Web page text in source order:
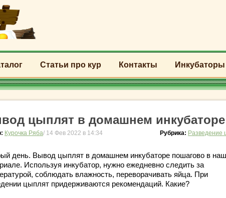
Статьи про кур Контакты Инкубаторы
цыплят в домашнем инкубаторе
Курочка Ряба/ 14 Фев 2022 в 14:34 Рубрика: Разведение
день. Вывод цыплят в домашнем инкубаторе пошагово в
Используя инкубатор, нужно ежедневно следить за
соблюдать влажность, переворачивать яйца. При
цыплят придерживаются рекомендаций. Какие?